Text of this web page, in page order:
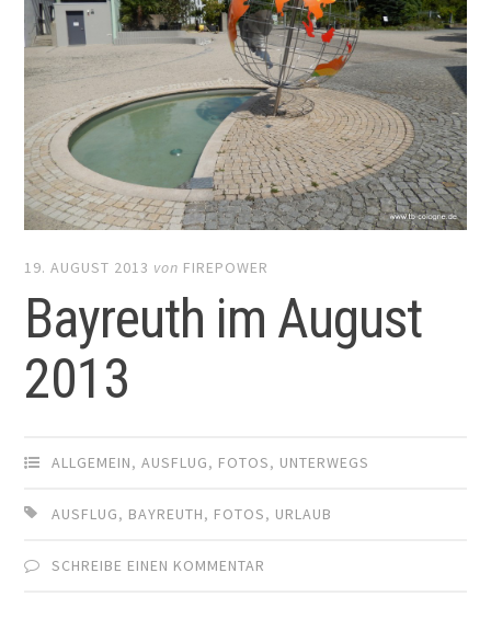
19. AUGUST 2013 von FIREPOWER
Bayreuth im August
2013
ALLGEMEIN,AUSFLUG, FOTOS, UNTERWEGS
AUSFLUG, BAYREUTH, FOTOS, URLAUB
SCHREIBE EINEN KOMMENTAR